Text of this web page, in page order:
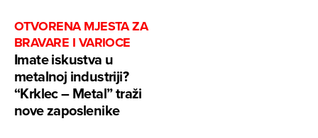
OTVORENA MJESTA ZA
BRAVARE I VARIOCE
Imate iskustva u
metalnoj industriji?
“Krklec – Metal” traži
nove zaposlenike